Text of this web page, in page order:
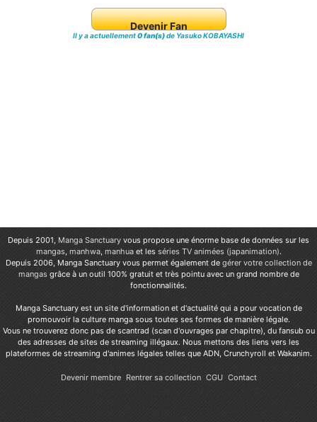
Devenir Fan
Il y a actuellement0 fan(s)de Yasuko KOBAYASHI
Depuis 2001, Manga Sanctuary vous propose une énorme base de données sur les
mangas, manhwa, manhuaet les séries TV animées (japanimation).
Depuis 2006, Manga Sanctuary vous permet également de gérer votre collection de
mangas grâce à un outil 100% gratuit et très pointu avec un grand nombre de
fonctionnalités.
Manga Sanctuary est un site d'information et d'actualité qui a pour vocation de
promouvoir la culture manga sous toutes ses formes de manière légale.
Vous ne trouverez donc pas de scantrad (scan d'ouvrages par chapitre), du fansub ou
des adresses de sites de streaming illégaux. Nous mettons des liens vers les
plateformes de streaming d'animes légales telles que ADN, Crunchyroll et Wakanim.
Devenir membre Rentrer sa collection CGU Contact